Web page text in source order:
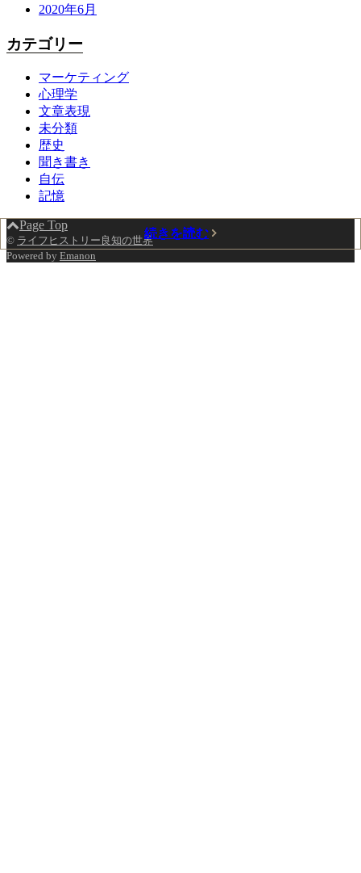
続きを読む
続きを読む
続きを読む
続きを読む
続きを読む
続きを読む
続きを読む
続きを読む
続きを読む
2020年6月
カテゴリー
マーケティング
心理学
文章表現
未分類
歴史
聞き書き
自伝
記憶
Page Top
© ライフヒストリー良知の世界
Powered by Emanon